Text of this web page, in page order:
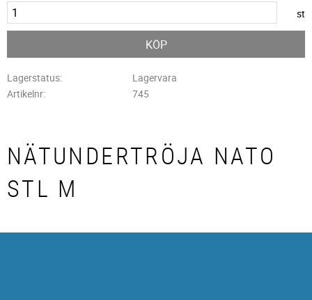
st
KÖP
Lagerstatus
Lagervara
Artikelnr
745
NÄTUNDERTRÖJA NATO
STL M